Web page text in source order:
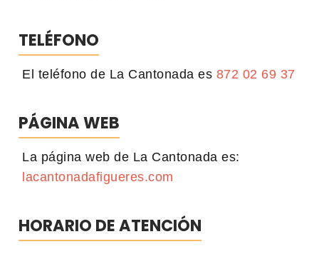
TELÉFONO
El teléfono de La Cantonada es 872 02 69 37
PÁGINA WEB
La página web de La Cantonada es:
lacantonadafigueres.com
HORARIO DE ATENCIÓN